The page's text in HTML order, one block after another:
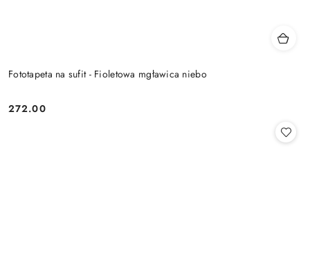
Fototapeta na sufit - Fioletowa mgławica niebo
Cena:
272.00